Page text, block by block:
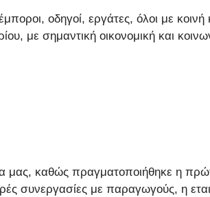
οδηγοί, εργάτες, όλοι με
με σημαντική οικονομική και
μας, καθώς πραγματοποιήθηκε η
συνεργασίες με παραγωγούς, η